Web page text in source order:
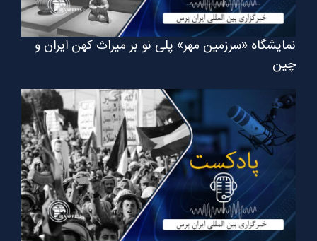
نمایشگاه «سرزمین مهر» پلی نو بر میراث کهن ایران و
چین